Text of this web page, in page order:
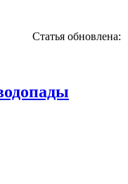
Статья обновлена: